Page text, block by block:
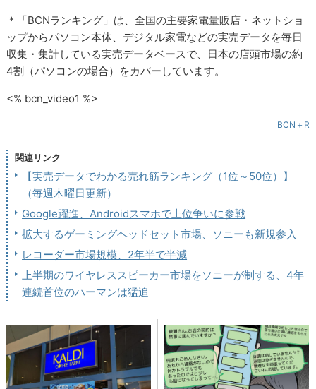
＊「BCNランキング」は、全国の主要家電量販店・ネットショ
ップからパソコン本体、デジタル家電などの実売データを毎日
収集・集計している実売データベースで、日本の店頭市場の約
4割（パソコンの場合）をカバーしています。
<% bcn_video1 %>
BCN＋R
関連リンク
【実売データでわかる売れ筋ランキング（1位～50位）】
（毎週木曜日更新）
Google躍進、Androidスマホで上位争いに参戦
拡大するゲーミングヘッドセット市場、ソニーも新規参入
レコーダー市場規模、2年半で半減
上半期のワイヤレススピーカー市場をソニーが制する、4年
連続首位のハーマンは猛追